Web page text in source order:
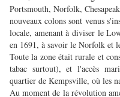
Portsmouth, Norfolk,
nouveaux colons sont venus
locale, amenant à diviser le
en 1691, à savoir le Norfolk et
Toute la zone était rurale et
tabac surtout), et l'accès
quartier de Kempsville, où les
Au moment de la révolution